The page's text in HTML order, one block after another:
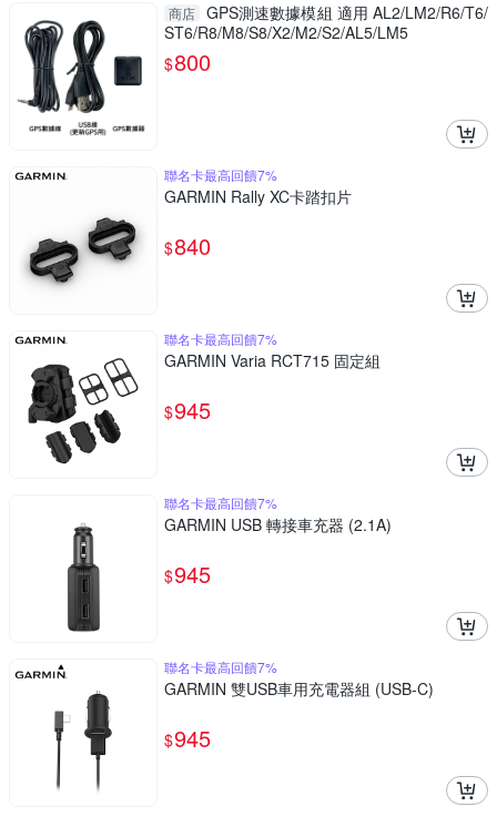
商店 GPS測速數據模組 適用 AL2/LM2/R6/T6/
ST6/R8/M8/S8/X2/M2/S2/AL5/LM5
$800
聯名卡最高回饋7%
GARMIN Rally XC卡踏扣片
$840
聯名卡最高回饋7%
GARMIN Varia RCT715 固定組
$945
聯名卡最高回饋7%
GARMIN USB 轉接車充器 (2.1A)
$945
聯名卡最高回饋7%
GARMIN 雙USB車用充電器組 (USB-C)
$945